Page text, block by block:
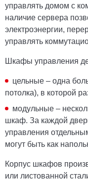
управлять домом с
наличие сервера
электроэнергии,
управлять
Шкафы управления
цельные – одна
потолка), в которой
модульные –
шкаф. За каждой
управления
могут быть как
Корпус шкафов
или листованной